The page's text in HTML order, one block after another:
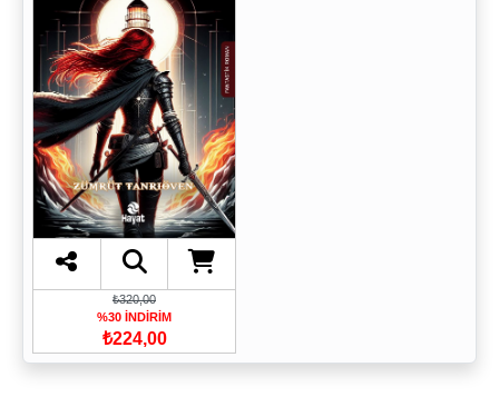
₺320,00
%30 İNDİRİM
₺224,00